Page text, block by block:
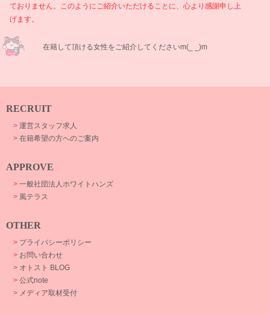
ておりません。このようにご紹介いただけることに、心より感謝申し上
げます。
在籍して頂ける女性をご紹介してくださいm(_ _)m
RECRUIT
> 運営スタッフ求人
> 在籍希望の方へのご案内
APPROVE
> 一般社団法人ホワイトハンズ
> 風テラス
OTHER
> プライバシーポリシー
> お問い合わせ
> オトスト BLOG
> 公式note
> メディア取材受付